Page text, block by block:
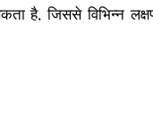
है, जिससे विभिन्न